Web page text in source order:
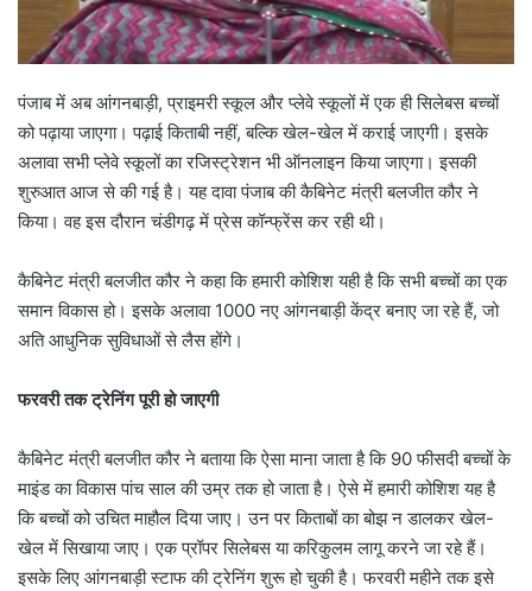
पंजाब में अब आंगनबाड़ी, प्राइमरी स्कूल और प्लेवे स्कूलों में एक ही सिलेबस बच्चों
को पढ़ाया जाएगा। पढ़ाई किताबी नहीं, बल्कि खेल-खेल में कराई जाएगी। इसके
अलावा सभी प्लेवे स्कूलों का रजिस्ट्रेशन भी ऑनलाइन किया जाएगा। इसकी
शुरुआत आज से की गई है। यह दावा पंजाब की कैबिनेट मंत्री बलजीत कौर ने
किया। वह इस दौरान चंडीगढ़ में प्रेस कॉन्फ्रेंस कर रही थी।
कैबिनेट मंत्री बलजीत कौर ने कहा कि हमारी कोशिश यही है कि सभी बच्चों का एक
समान विकास हो। इसके अलावा 1000 नए आंगनबाड़ी केंद्र बनाए जा रहे हैं, जो
अति आधुनिक सुविधाओं से लैस होंगे।
फरवरी तक ट्रेनिंग पूरी हो जाएगी
कैबिनेट मंत्री बलजीत कौर ने बताया कि ऐसा माना जाता है कि 90 फीसदी बच्चों के
माइंड का विकास पांच साल की उम्र तक हो जाता है। ऐसे में हमारी कोशिश यह है
कि बच्चों को उचित माहौल दिया जाए। उन पर किताबों का बोझ न डालकर खेल-
खेल में सिखाया जाए। एक प्रॉपर सिलेबस या करिकुलम लागू करने जा रहे हैं।
इसके लिए आंगनबाड़ी स्टाफ की ट्रेनिंग शुरू हो चुकी है। फरवरी महीने तक इसे